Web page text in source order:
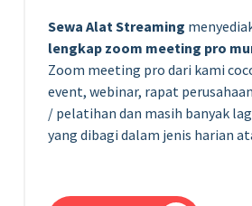
Sewa Alat Streaming
lengkap zoom meeting pro
Zoom meeting pro dari kami
event, webinar, rapat
/ pelatihan dan masih banyak
yang dibagi dalam jenis harian